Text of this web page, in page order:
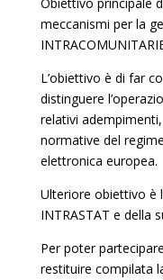
meccanismi per la
L’obiettivo è di far
distinguere
relativi
normative del
elettronica europea.
Ulteriore obiettivo è
INTRASTAT e della
Per poter
restituire compilata